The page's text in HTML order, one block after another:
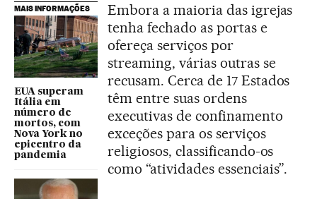
MAIS INFORMAÇÕES
EUA superam
Itália em
número de
mortos, com
Nova York no
epicentro da
pandemia
Embora a maioria das igrejas
tenha fechado as portas e
ofereça serviços por
streaming, várias outras se
recusam. Cerca de 17 Estados
têm entre suas ordens
executivas de confinamento
exceções para os serviços
religiosos, classificando-os
como “atividades essenciais”.